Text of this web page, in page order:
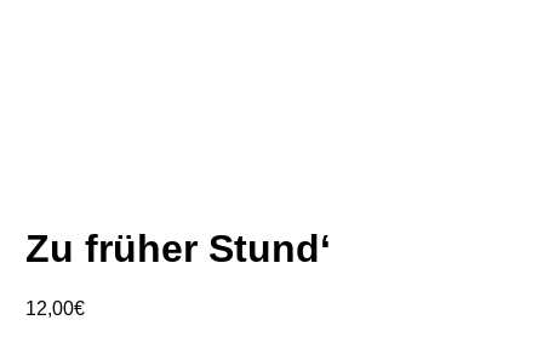
Zu früher Stund‘
12,00€